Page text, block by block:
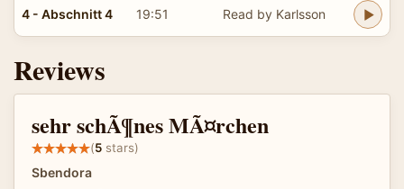
4 - Abschnitt 4 19:51 Read by Karlsson
Reviews
sehr schÃ¶nes MÃ¤rchen
(5 stars)
Sbendora